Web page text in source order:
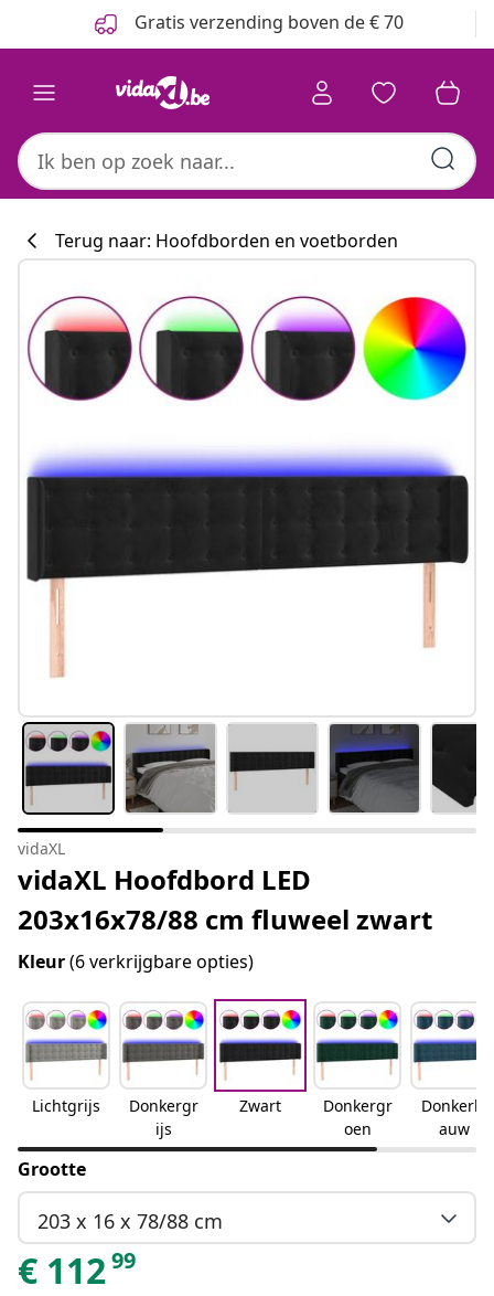
Gratis verzending boven de € 70
Terug naar: Hoofdborden en voetborden
vidaXL
vidaXL Hoofdbord LED
203x16x78/88 cm fluweel zwart
Kleur(6 verkrijgbare opties)
Lichtgrijs
Donkergr
ijs
Zwart
Donkergr
oen
Donkerbl
auw
Grootte
203 x 16 x 78/88 cm
€ 11299